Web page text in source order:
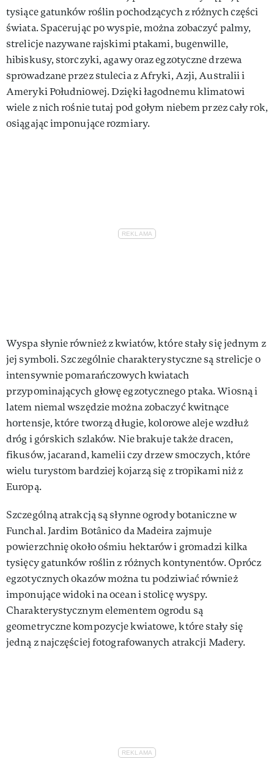
tysiące gatunków roślin pochodzących z różnych części
świata. Spacerując po wyspie, można zobaczyć palmy,
strelicje nazywane rajskimi ptakami, bugenwille,
hibiskusy, storczyki, agawy oraz egzotyczne drzewa
sprowadzane przez stulecia z Afryki, Azji, Australii i
Ameryki Południowej. Dzięki łagodnemu klimatowi
wiele z nich rośnie tutaj pod gołym niebem przez cały rok,
osiągając imponujące rozmiary.
Wyspa słynie również z kwiatów, które stały się jednym z
jej symboli. Szczególnie charakterystyczne są strelicje o
intensywnie pomarańczowych kwiatach
przypominających głowę egzotycznego ptaka. Wiosną i
latem niemal wszędzie można zobaczyć kwitnące
hortensje, które tworzą długie, kolorowe aleje wzdłuż
dróg i górskich szlaków. Nie brakuje także dracen,
fikusów, jacarand, kamelii czy drzew smoczych, które
wielu turystom bardziej kojarzą się z tropikami niż z
Europą.
Szczególną atrakcją są słynne ogrody botaniczne w
Funchal. Jardim Botânico da Madeira zajmuje
powierzchnię około ośmiu hektarów i gromadzi kilka
tysięcy gatunków roślin z różnych kontynentów. Oprócz
egzotycznych okazów można tu podziwiać również
imponujące widoki na ocean i stolicę wyspy.
Charakterystycznym elementem ogrodu są
geometryczne kompozycje kwiatowe, które stały się
jedną z najczęściej fotografowanych atrakcji Madery.